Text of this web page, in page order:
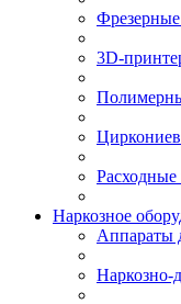
Фрезерные
3D-
Расходные
Наркозное
Аппараты
Наркозно-